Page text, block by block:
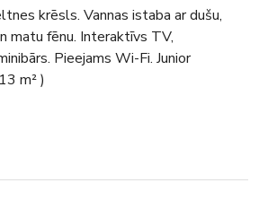
krēsls. Vannas istaba ar dušu,
matu fēnu. Interaktīvs TV,
Pieejams Wi-Fi. Junior
m² )